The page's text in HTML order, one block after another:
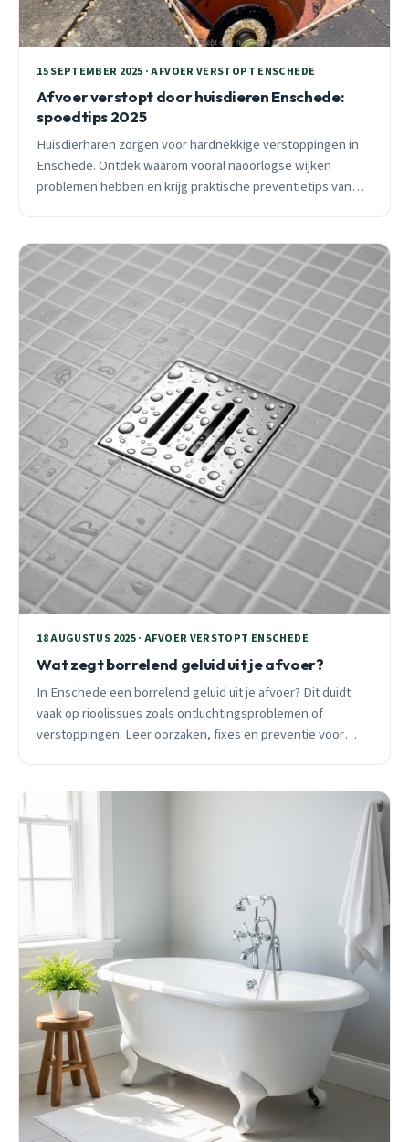
15 SEPTEMBER 2025 · AFVOER VERSTOPT ENSCHEDE
Afvoer verstopt door huisdieren Enschede:
spoedtips 2025
Huisdierharen zorgen voor hardnekkige verstoppingen in
Enschede. Ontdek waarom vooral naoorlogse wijken
problemen hebben en krijg praktische preventietips van
18 AUGUSTUS 2025 · AFVOER VERSTOPT ENSCHEDE
Wat zegt borrelend geluid uit je afvoer?
In Enschede een borrelend geluid uit je afvoer? Dit duidt
vaak op rioolissues zoals ontluchtingsproblemen of
verstoppingen. Leer oorzaken, fixes en preventie voor